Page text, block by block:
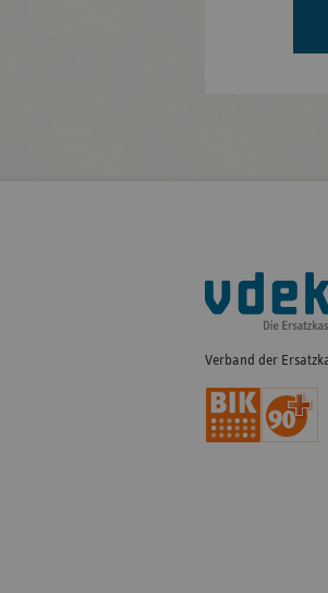
Fußleisten-
Navigation
Verband der